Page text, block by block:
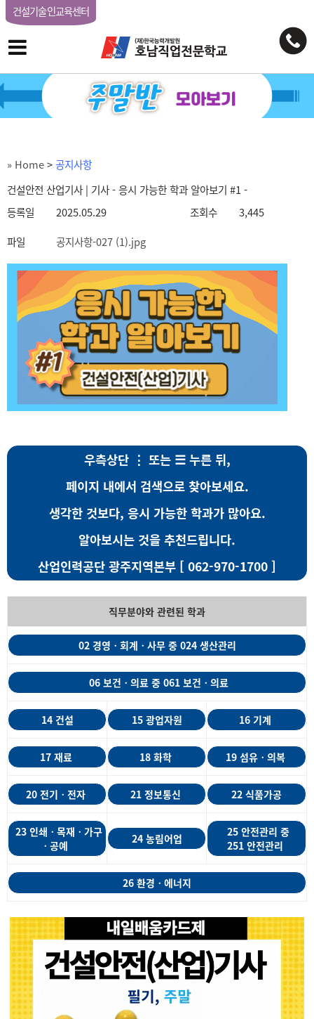
건설기술인교육센터
» Home>공지사항
건설안전 산업기사 | 기사 - 응시 가능한 학과 알아보기 #1 -
등록일
2025.05.29 조회수
3,445
파일
공지사항-027 (1).jpg
우측상단 ⋮ 또는 ☰ 누른 뒤,
페이지 내에서 검색으로 찾아보세요.
생각한 것보다, 응시 가능한 학과가 많아요.
알아보시는 것을 추천드립니다.
산업인력공단 광주지역본부 [ 062-970-1700 ]
직무분야와 관련된 학과
02 경영ㆍ회계ㆍ사무 중 024 생산관리
06 보건ㆍ의료 중 061 보건ㆍ의료
14 건설 15 광업자원 16 기계
17 재료 18 화학 19 섬유ㆍ의복
20 전기ㆍ전자 21 정보통신 22 식품가공
23 인쇄ㆍ목재ㆍ가구
ㆍ공예
24 농림어업
25 안전관리 중
251 안전관리
26 환경ㆍ에너지